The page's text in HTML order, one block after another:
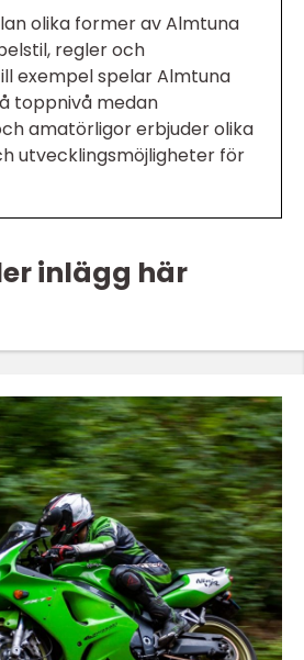
olika former av Almtuna
regler och
exempel spelar Almtuna
toppnivå medan
amatörligor erbjuder olika
utvecklingsmöjligheter för
inlägg här